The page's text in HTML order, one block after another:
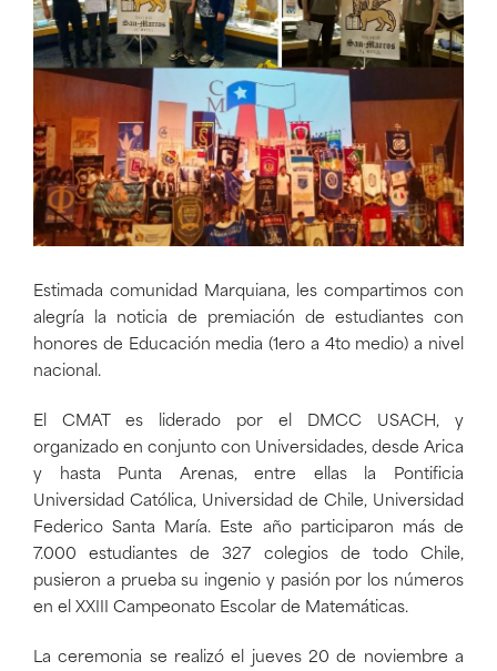
Estimada comunidad Marquiana, les compartimos con
alegría la noticia de premiación de estudiantes con
honores de Educación media (1ero a 4to medio) a nivel
nacional.
El CMAT es liderado por el DMCC USACH, y
organizado en conjunto con Universidades, desde Arica
y hasta Punta Arenas, entre ellas la Pontificia
Universidad Católica, Universidad de Chile, Universidad
Federico Santa María. Este año participaron más de
7.000 estudiantes de 327 colegios de todo Chile,
pusieron a prueba su ingenio y pasión por los números
en el XXIII Campeonato Escolar de Matemáticas.
La ceremonia se realizó el jueves 20 de noviembre a